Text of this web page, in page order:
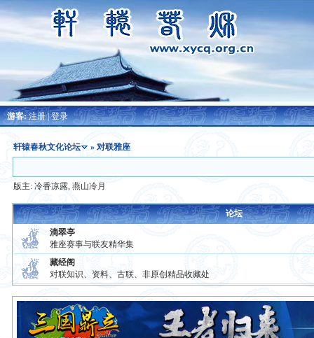
游客:注册|登录
轩辕春秋文化论坛 » 对联雅座
版主:冷香凉露,燕山冷月
论坛
滴翠亭
雅座赛事与联友精华集
藏经阁
对联知识、资料、古联、非原创精品收藏处